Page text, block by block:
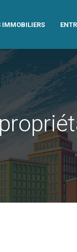
IMMOBILIERS